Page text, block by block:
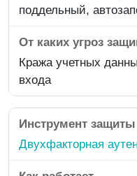
поддельный,
Кража учетных
входа
Двухфакторная